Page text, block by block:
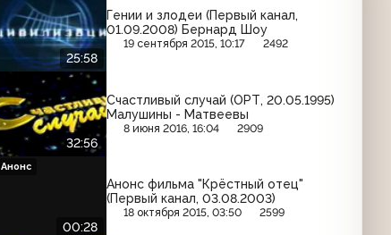
25:58
Гении и злодеи (Первый канал,
01.09.2008) Бернард Шоу
19 сентября 2015, 10:17 2492
32:56
Счастливый случай (ОРТ, 20.05.1995)
Малушины - Матвеевы
8 июня 2016, 16:04 2909
00:28
Анонс фильма "Крёстный отец"
(Первый канал, 03.08.2003)
18 октября 2015, 03:50 2599
Анонс